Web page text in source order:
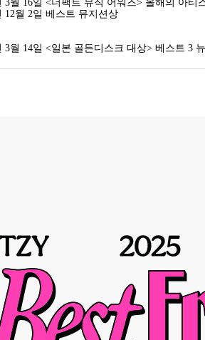
3월 16일 <더팩트 뮤직 어워즈> 올해의 아티
12월 2일 베스트 뮤지션상
3월 14일 <일본 골든디스크 대상> 베스트 3